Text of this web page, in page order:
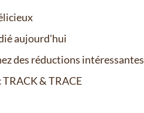
aujourd'hui
des réductions intéressantes
& TRACE